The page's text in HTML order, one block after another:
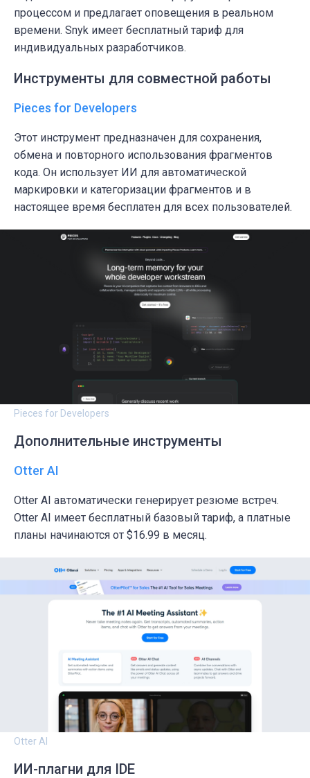
процессом и предлагает оповещения в реальном
времени. Snyk имеет бесплатный тариф для
индивидуальных разработчиков.
Инструменты для совместной работы
Pieces for Developers
Этот инструмент предназначен для сохранения,
обмена и повторного использования фрагментов
кода. Он использует ИИ для автоматической
маркировки и категоризации фрагментов и в
настоящее время бесплатен для всех пользователей.
Pieces for Developers
Дополнительные инструменты
Otter AI
Otter AI автоматически генерирует резюме встреч.
Otter AI имеет бесплатный базовый тариф, а платные
планы начинаются от $16.99 в месяц.
Otter AI
ИИ-плагни для IDE